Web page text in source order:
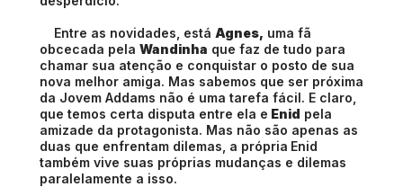
Entre as novidades, está Agnes, uma fã
obcecada pela Wandinha que faz de tudo para
chamar sua atenção e conquistar o posto de sua
nova melhor amiga. Mas sabemos que ser próxima
da Jovem Addams não é uma tarefa fácil. E claro,
que temos certa disputa entre ela e Enid pela
amizade da protagonista. Mas não são apenas as
duas que enfrentam dilemas, a própria Enid
também vive suas próprias mudanças e dilemas
paralelamente a isso.